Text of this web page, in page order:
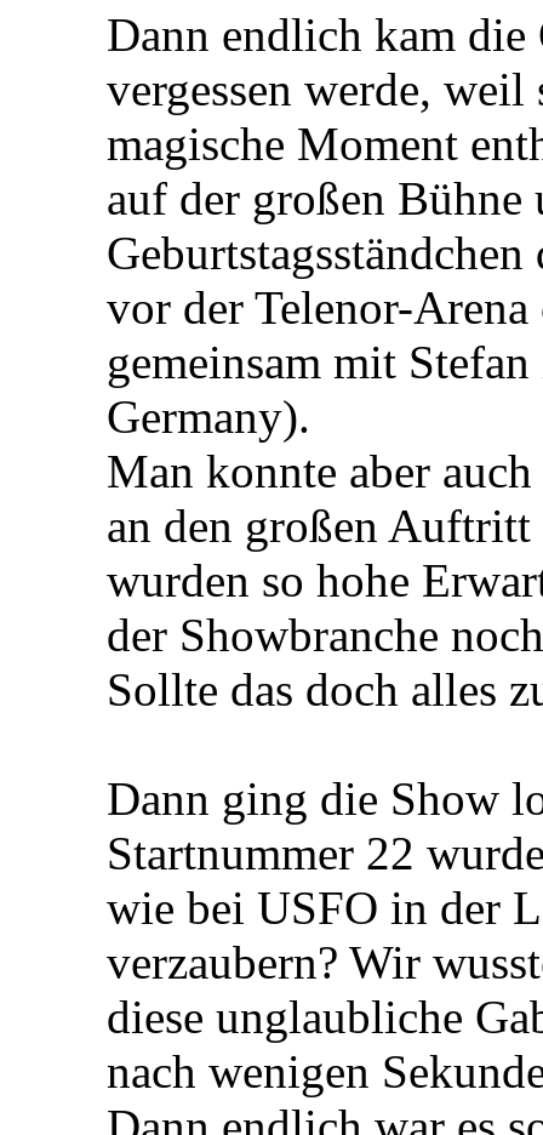
Dann endlich kam
vergessen werde,
magische Moment
auf der großen Bühne
vor der Telenor-
gemeinsam mit
Germany).
Man konnte aber auch
an den großen Auftritt
wurden so hohe
der Showbranche
Sollte das doch alles
Dann ging die Show
Startnummer 22
wie bei USFO in der
verzaubern? Wir
diese unglaubliche
nach wenigen